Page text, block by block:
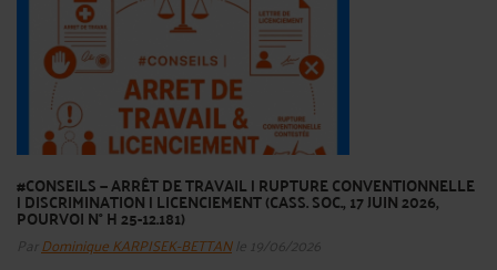
#CONSEILS — ARRÊT DE TRAVAIL | RUPTURE CONVENTIONNELLE
| DISCRIMINATION | LICENCIEMENT (CASS. SOC., 17 JUIN 2026,
POURVOI N° H 25-12.181)
Par Dominique KARPISEK-BETTANle 19/06/2026